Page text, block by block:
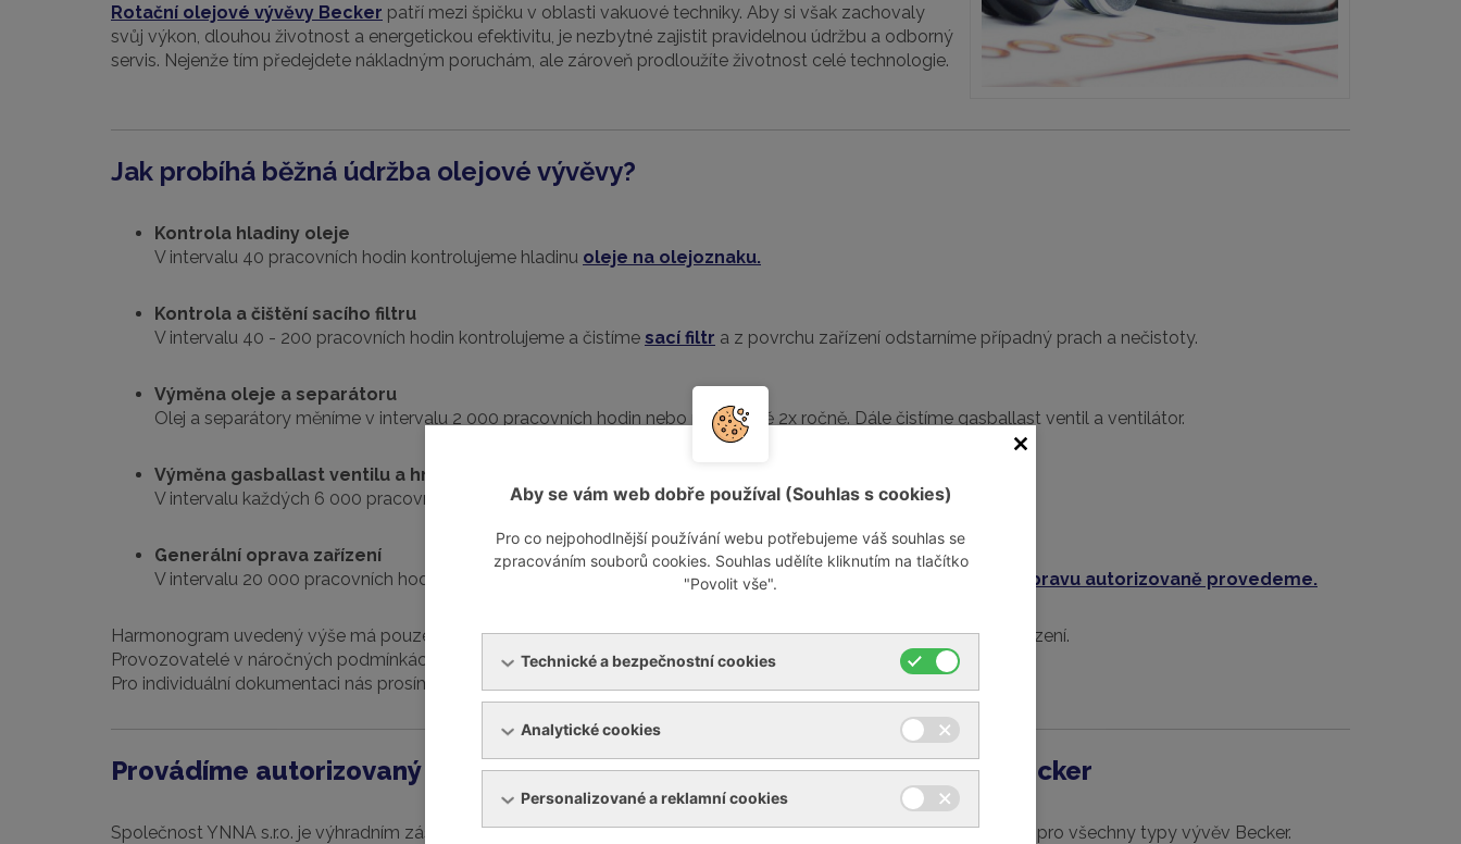
Rotační olejové vývěvy Becker patří mezi špičku v oblasti vakuové techniky. Aby si však zachovaly
svůj výkon, dlouhou životnost a energetickou efektivitu, je nezbytné zajistit pravidelnou údržbu a odborný
servis. Nejenže tím předejdete nákladným poruchám, ale zároveň prodloužíte životnost celé technologie.
Jak probíhá běžná údržba olejové vývěvy?
Kontrola hladiny oleje
V intervalu 40 pracovních hodin kontrolujeme hladinu oleje na olejoznaku.
Kontrola a čištění sacího filtru
V intervalu 40 - 200 pracovních hodin kontrolujeme a čistíme sací filtr a z povrchu zařízení odstarníme případný prach a nečistoty.
Výměna oleje a separátoru
Olej a separátory měníme v intervalu 2 000 pracovních hodin nebo minimálně 2x ročně. Dále čistíme gasballast ventil a ventilátor.
Výměna gasballast ventilu a hrubého separátoru
V intervalu každých 6 000 pracovních hodin.
Generální oprava zařízení
V intervalu 20 000 pracovních hodin provádíme generální opravu u autorizovaného servisu.
Rádi generální opravu autorizovaně provedeme.
Harmonogram uvedený výše má pouze informativní charakter a nemusí přesně odpovídat specifikacím Vašeho zařízení.
Provozovatelé v náročných podmínkách by měli servisní intervaly přizpůsobit vyšší zátěži.
Pro individuální dokumentaci nás prosím kontaktujte – zajistíme zaslání příslušného technického manuálu.
Provádíme autorizovaný servis a generální opravy dmychadel a vývěv Becker
Společnost YNNA s.r.o. je výhradním zástupcem značky Becker v České republice a nabízí kompletní servisní služby pro všechny typy vývěv Becker.
Aby se vám web dobře používal (Souhlas s cookies)
Pro co nejpohodlnější používání webu potřebujeme váš souhlas se
zpracováním souborů cookies. Souhlas udělíte kliknutím na tlačítko
"Povolit vše".
Technické a bezpečnostní cookies
Analytické cookies
Personalizované a reklamní cookies